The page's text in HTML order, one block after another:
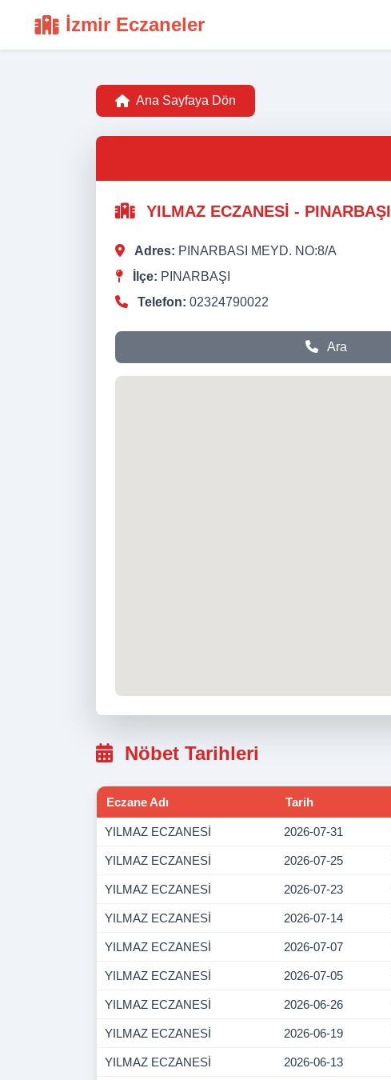
İzmir Eczaneler
Ana Sayfaya Dön
YILMAZ ECZANESİ - PINARBAŞI
Adres: PINARBASI MEYD. NO:8/A
İlçe: PINARBAŞI
Telefon: 02324790022
Ara
Nöbet Tarihleri
Eczane Adı Tarih
YILMAZ ECZANESİ 2026-07-31
YILMAZ ECZANESİ 2026-07-25
YILMAZ ECZANESİ 2026-07-23
YILMAZ ECZANESİ 2026-07-14
YILMAZ ECZANESİ 2026-07-07
YILMAZ ECZANESİ 2026-07-05
YILMAZ ECZANESİ 2026-06-26
YILMAZ ECZANESİ 2026-06-19
YILMAZ ECZANESİ 2026-06-13